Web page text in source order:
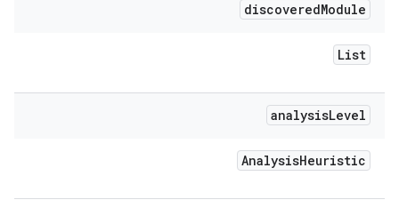
discoveredModule
List
analysisLevel
AnalysisHeuristic